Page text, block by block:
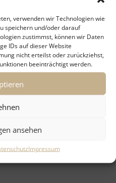
verwenden wir Technologien wie
speichern und/oder darauf
zustimmst, können wir Daten
IDs auf dieser Website
nicht erteilst oder zurückziehst,
beeinträchtigt werden.
ansehen
Impressum